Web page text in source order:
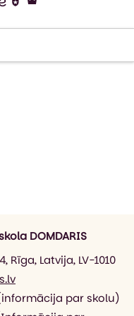
DOMDARIS
Rīga, Latvija, LV-1010
par skolu)